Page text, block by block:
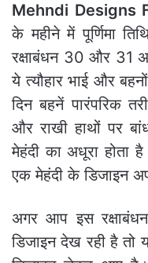
Mehndi Designs
के महीने में पूर्णिमा
रक्षाबंधन 30 और 31
ये त्यौहार भाई और
दिन बहनें पारंपरिक
और राखी हाथों पर
मेहंदी का अधूरा
एक मेहंदी के डिजाइन
अगर आप इस
डिजाइन देख रही है